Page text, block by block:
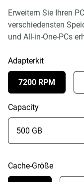
Erweitern Sie Ihren
verschiedensten
und All-in-One-PCs
Adapterkit
7200 RPM
Capacity
Cache-Größe